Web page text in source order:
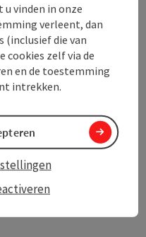
In de buurt
vinden in onze
verleent, dan
(inclusief die van
cookies zelf via de
en de toestemming
intrekken.